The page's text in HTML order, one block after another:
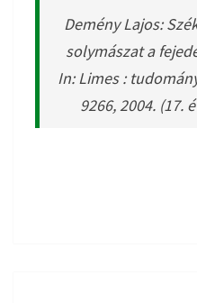
Demény Lajos:
solymászat a
In: Limes :
9266, 2004. (17.